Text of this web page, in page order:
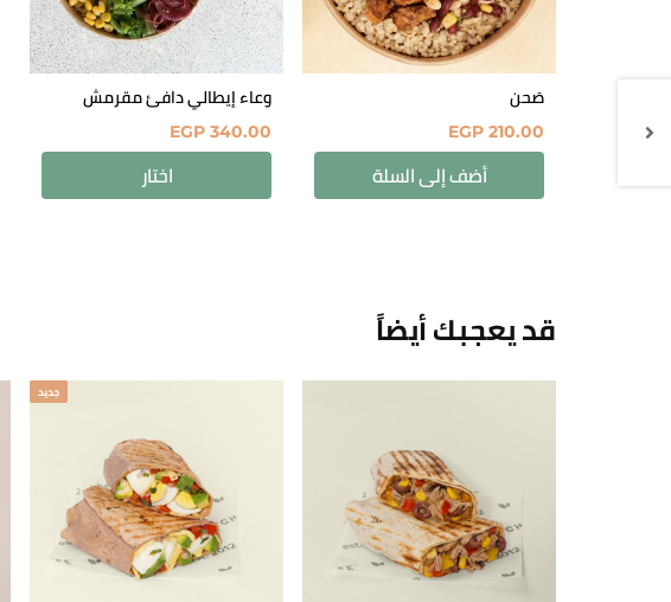
صَحن
EGP 210.00
أضف إلى السلة
وعاء إيطالي دافئ مقرمش
EGP 340.00
اختار
قد يعجبك أيضاً
جديد